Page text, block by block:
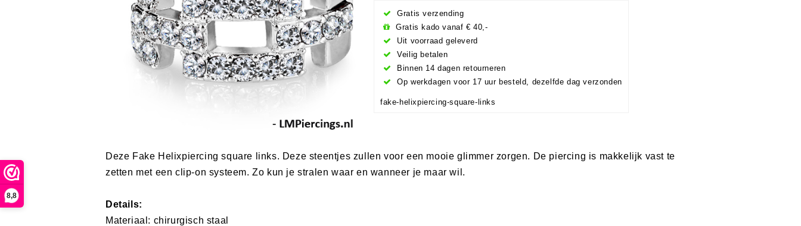
8,8
Gratis verzending
Gratis kado vanaf € 40,-
Uit voorraad geleverd
Veilig betalen
Binnen 14 dagen retourneren
Op werkdagen voor 17 uur besteld, dezelfde dag verzonden
fake-helixpiercing-square-links
Deze Fake Helixpiercing square links. Deze steentjes zullen voor een mooie glimmer zorgen. De piercing is makkelijk vast te
zetten met een clip-on systeem. Zo kun je stralen waar en wanneer je maar wil.
Details:
Materiaal: ​chirurgisch staal